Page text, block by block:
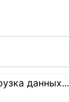
данных...